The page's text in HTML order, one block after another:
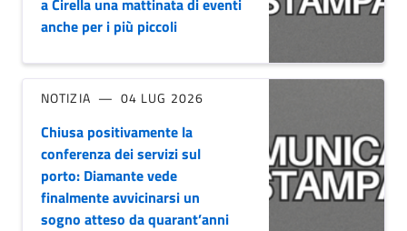
a Cirella una mattinata di eventi
anche per i più piccoli
NOTIZIA 04 LUG 2026
Chiusa positivamente la
conferenza dei servizi sul
porto: Diamante vede
finalmente avvicinarsi un
sogno atteso da quarant’anni